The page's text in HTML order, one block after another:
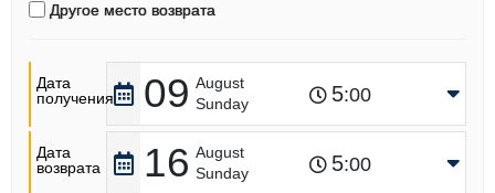
Другое место возврата
Дата
получения
09 August
Sunday
5:00
Дата
возврата
16 August
Sunday
5:00